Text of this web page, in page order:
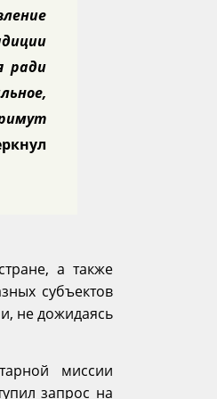
ради
а также
субъектов
не дожидаясь
миссии
запрос на